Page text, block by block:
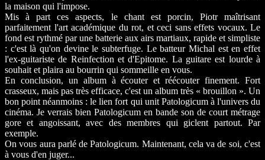
la maison qui l'impose.
Mis à part ces aspects, le chant est porcin, Piotr maîtrisant
parfaitement l'art académique du rot, et ceci sans effets vocaux. Le
fond est rythmé par une batterie aux airs martiaux, rapide et simpliste
: c'est là qu'on devine le subterfuge. Le batteur Michal est en effet
l'ex-guitariste de Reinfection et d'Epitome. La guitare est lourde à
souhait et plaira au bourrin qui sommeille en vous.
En conclusion, un album à écouter et réécouter finement. Fort
crasseux, mais pas très efficace, c'est un album très « brouillon ». Un
bon point néanmoins : le lien fort qui unit Patologicum à l'univers du
cinéma. Je verrais bien Patologicum en bande son de court métrage
gore et angoissant, avec des membres qui giclent partout. Par
exemple.
On vous aura parlé de Patologicum. Maintenant, cela va de soi, c'est
à vous d'en juger...